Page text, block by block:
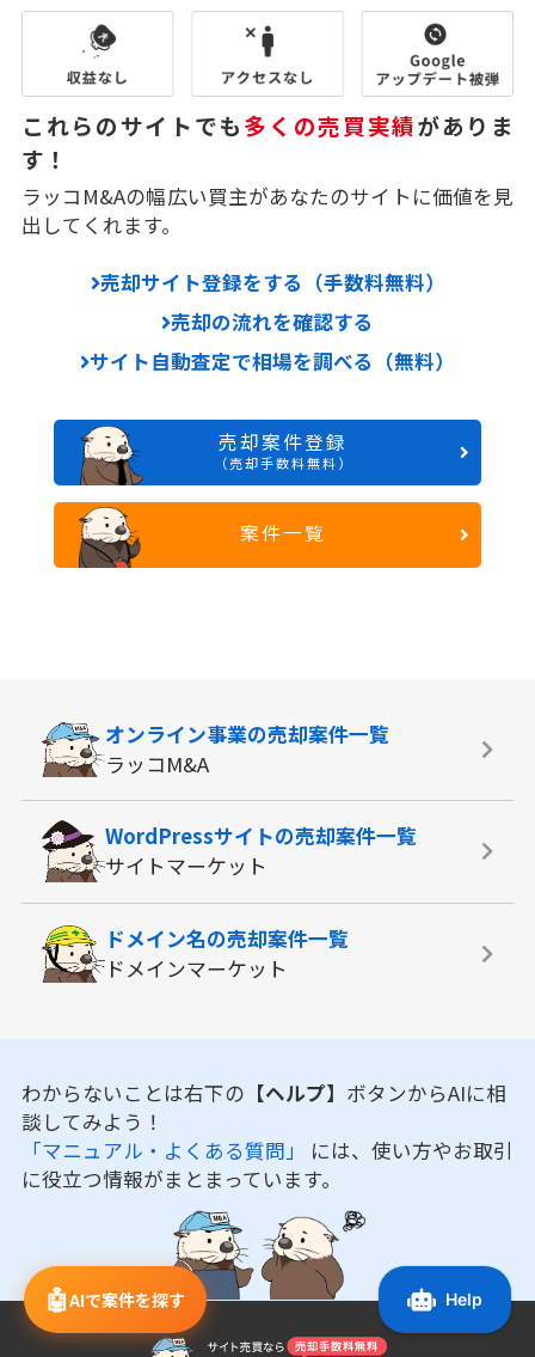
これらのサイトでも多くの売買実績がありま
す！
ラッコM&Aの幅広い買主があなたのサイトに価値を見
出してくれます。
売却サイト登録をする（手数料無料）
売却の流れを確認する
サイト自動査定で相場を調べる（無料）
売却案件登録
（売却手数料無料）
案件一覧
🤖AIで案件を探す
オンライン事業の売却案件一覧
ラッコM&A
WordPressサイトの売却案件一覧
サイトマーケット
ドメイン名の売却案件一覧
ドメインマーケット
わからないことは右下の 【ヘルプ】 ボタンからAIに相
談してみよう！
「マニュアル・よくある質問」 には、使い方やお取引
に役立つ情報がまとまっています。